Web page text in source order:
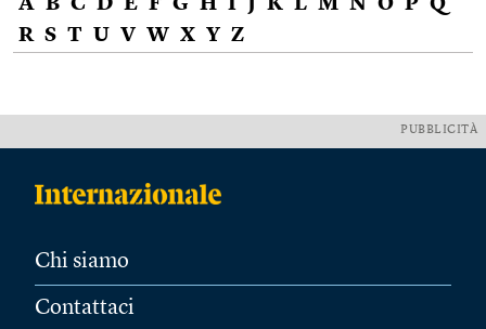
A B C D E F G H I J K L M N O P Q
R S T U V W X Y Z
PUBBLICITÀ
Chi siamo
Contattaci